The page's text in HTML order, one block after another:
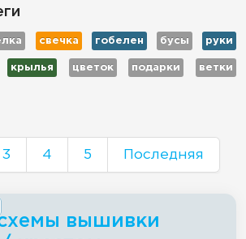
свечка гобелен бусы руки
крылья цветок подарки ветки
3 4 5 Последняя
вышивки